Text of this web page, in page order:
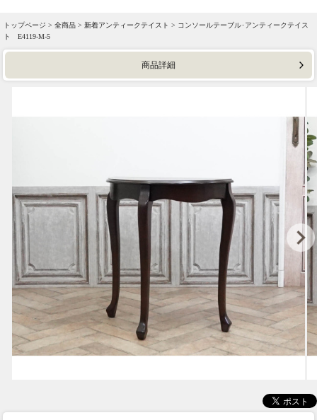
トップページ > 全商品 > 新着アンティークテイスト > コンソールテーブル･アンティークテイス
ト E4119-M-5
商品詳細